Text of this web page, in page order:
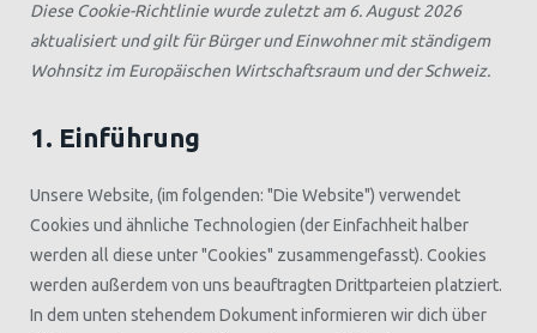
Diese Cookie-Richtlinie wurde zuletzt am 6. August 2026
aktualisiert und gilt für Bürger und Einwohner mit ständigem
Wohnsitz im Europäischen Wirtschaftsraum und der Schweiz.
1. Einführung
Unsere Website, (im folgenden: "Die Website") verwendet
Cookies und ähnliche Technologien (der Einfachheit halber
werden all diese unter "Cookies" zusammengefasst). Cookies
werden außerdem von uns beauftragten Drittparteien platziert.
In dem unten stehendem Dokument informieren wir dich über